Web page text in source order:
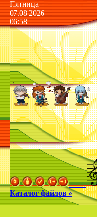
Пятница
07.08.2026
06:58
Каталог файлов »